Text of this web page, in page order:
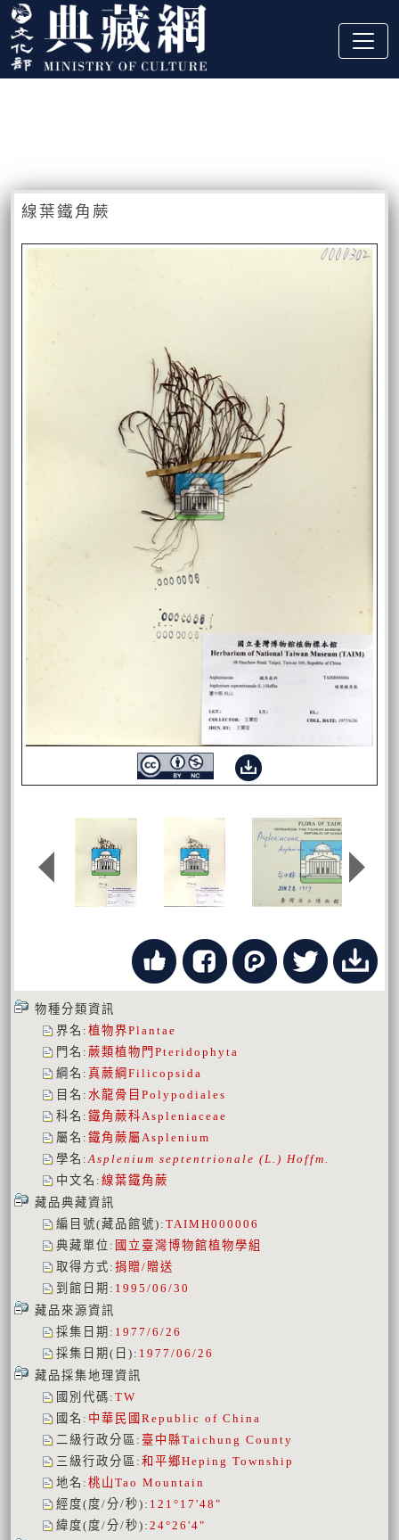
跳到主要內容
:::
線葉鐵角蕨
物種分類資訊
界名 : 植物界Plantae
門名 : 蕨類植物門 Pteridophyta
綱名 : 真蕨綱 Filicopsida
目名 : 水龍骨目 Polypodiales
科名 : 鐵角蕨科Aspleniaceae
屬名 : 鐵角蕨屬Asplenium
學名 :Asplenium septentrionale (L.) Hoffm.
中文名 : 線葉鐵角蕨
藏品典藏資訊
編目號(藏品館號) : TAIMH000006
典藏單位 : 國立臺灣博物館植物學組
取得方式 : 捐贈/贈送
到館日期 : 1995/06/30
藏品來源資訊
採集日期 : 1977/6/26
採集日期(日) : 1977/06/26
藏品採集地理資訊
國別代碼 : TW
國名 : 中華民國 Republic of China
二級行政分區 : 臺中縣Taichung County
三級行政分區 : 和平鄉Heping Township
地名 : 桃山 Tao Mountain
經度(度/分/秒) : 121°17'48"
緯度(度/分/秒) : 24°26'4"